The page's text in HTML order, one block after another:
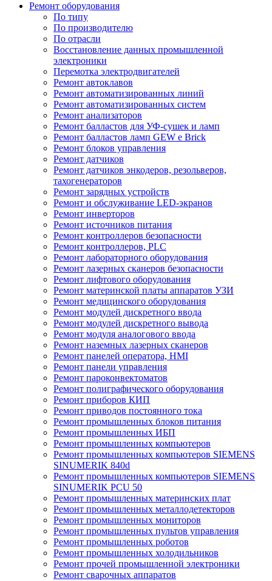
Ремонт оборудования
По типу
По производителю
По отрасли
Восстановление данных промышленной
электроники
Перемотка электродвигателей
Ремонт автоклавов
Ремонт автоматизированных линий
Ремонт автоматизированных систем
Ремонт анализаторов
Ремонт балластов для УФ-сушек и ламп
Ремонт балластов ламп GEW e Brick
Ремонт блоков управления
Ремонт датчиков
Ремонт датчиков энкодеров, резольверов,
тахогенераторов
Ремонт зарядных устройств
Ремонт и обслуживание LED-экранов
Ремонт инверторов
Ремонт источников питания
Ремонт контроллеров безопасности
Ремонт контроллеров, PLC
Ремонт лабораторного оборудования
Ремонт лазерных сканеров безопасности
Ремонт лифтового оборудования
Ремонт материнской платы аппаратов УЗИ
Ремонт медицинского оборудования
Ремонт модулей дискретного ввода
Ремонт модулей дискретного вывода
Ремонт модуля аналогового ввода
Ремонт наземных лазерных сканеров
Ремонт панелей оператора, HMI
Ремонт панели управления
Ремонт пароконвектоматов
Ремонт полиграфического оборудования
Ремонт приборов КИП
Ремонт приводов постоянного тока
Ремонт промышленных блоков питания
Ремонт промышленных ИБП
Ремонт промышленных компьютеров
Ремонт промышленных компьютеров SIEMENS
SINUMERIK 840d
Ремонт промышленных компьютеров SIEMENS
SINUMERIK PCU 50
Ремонт промышленных материнских плат
Ремонт промышленных металлодетекторов
Ремонт промышленных мониторов
Ремонт промышленных пультов управления
Ремонт промышленных роботов
Ремонт промышленных холодильников
Ремонт прочей промышленной электроники
Ремонт сварочных аппаратов